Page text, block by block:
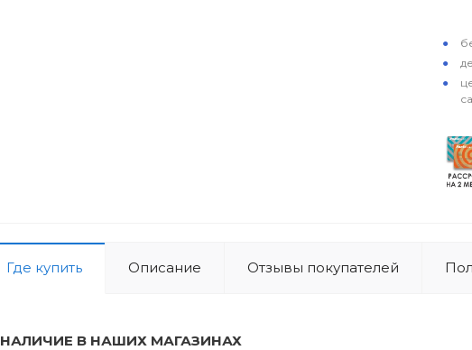
Где купить Описание Отзывы покупателей
НАЛИЧИЕ В НАШИХ МАГАЗИНАХ